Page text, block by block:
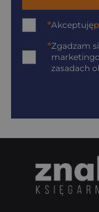
*Akceptuję
*Zgadzam
zasadach